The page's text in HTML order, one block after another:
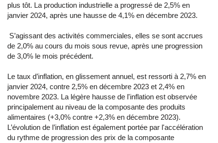
plus tôt. La production industrielle a progressé de 2,5% en
janvier 2024, après une hausse de 4,1% en décembre 2023.
S’agissant des activités commerciales, elles se sont accrues
de 2,0% au cours du mois sous revue, après une progression
de 3,0% le mois précédent.
Le taux d’inflation, en glissement annuel, est ressorti à 2,7% en
janvier 2024, contre 2,5% en décembre 2023 et 2,4% en
novembre 2023. La légère hausse de l'inflation est observée
principalement au niveau de la composante des produits
alimentaires (+3,0% contre +2,3% en décembre 2023).
L’évolution de l’inflation est également portée par l'accélération
du rythme de progression des prix de la composante